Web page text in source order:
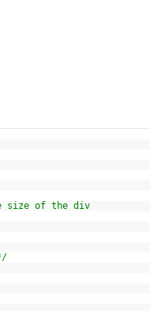
size of the div